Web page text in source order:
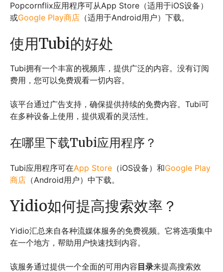
Popcornflix应用程序可从App Store（适用于iOS设备）
或Google Play商店 （适用于Android用户）下载。
使用Tubi的好处
Tubi拥有一个丰富的视频库，提供广泛的内容。没有订阅
费用，您可以免费观看一切内容。
该平台通过广告支持，确保提供持续的免费内容。Tubi可
在多种设备上使用，提供观看的灵活性。
在哪里下载Tubi应用程序？
Tubi应用程序可在App Store （iOS设备）和Google Play
商店 （Android用户）中下载。
Yidio如何提高搜索效率？
Yidio汇总来自各种流媒体服务的免费视频。它将选项集中
在一个地方，帮助用户快速找到内容。
该服务通过提供一个全面的可用内容目录来提高搜索效